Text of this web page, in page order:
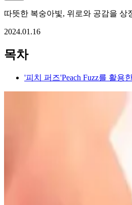
따뜻한 복숭아빛, 위로와 공감을 상
2024.01.16
목차
'피치 퍼즈'Peach Fuzz를 활용